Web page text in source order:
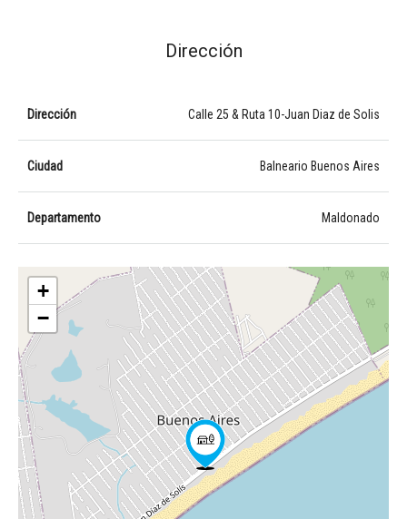
Dirección
Dirección Calle 25 & Ruta 10-Juan Diaz de Solis
Ciudad Balneario Buenos Aires
Departamento Maldonado
+
−